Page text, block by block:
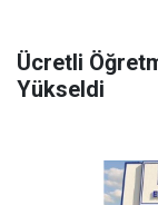
Ücretli
Yükseldi